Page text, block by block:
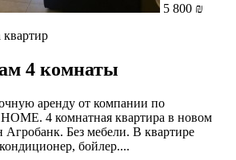
5 800 ₪
квартир
4 комнаты
аренду от компании по
4 комнатная квартира в новом
Агробанк. Без мебели. В квартире
бойлер....